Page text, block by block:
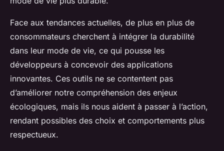
Face aux tendances actuelles, de plus en plus de
consommateurs cherchent à intégrer la durabilité
dans leur mode de vie, ce qui pousse les
développeurs à concevoir des applications
innovantes. Ces outils ne se contentent pas
d’améliorer notre compréhension des enjeux
écologiques, mais ils nous aident à passer à l’action,
rendant possibles des choix et comportements plus
respectueux.